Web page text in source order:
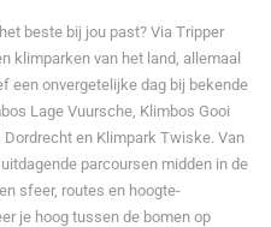
beste bij jou past? Via Tripper
klimparken van het land, allemaal
een onvergetelijke dag bij bekende
Lage Vuursche, Klimbos Gooi
en Klimpark Twiske. Van
parcoursen midden in de
sfeer, routes en hoogte-
je hoog tussen de bomen op